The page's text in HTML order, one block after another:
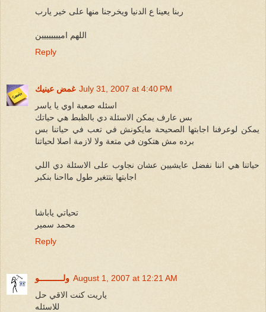
ربنا يعينا ع الدنيا ويخرجنا منها على خير يارب
اللهم اميييييييين
Reply
غمض عينيك July 31, 2007 at 4:40 PM
اسئله صعبة اوي يا ياسر
بس عارف يمكن الاسئلة دي بالظبط هي حياتك
يمكن لوعرفنا اجابتها الصحيحة مايكونش في تعب في حياتنا بس
برده مش هتكون في متعة ولا لازمة اصلا لحياتنا
حياتنا هي اننا نفضل عايشيين عشان نجاوب على الاسئلة دي اللي
اجابتها بتتغير طول مااحنا بنكبر
تحياتي ياباشا
محمد سمير
Reply
ولــــــــــو August 1, 2007 at 12:21 AM
ياريت كنت الاقي حل
للاسئله